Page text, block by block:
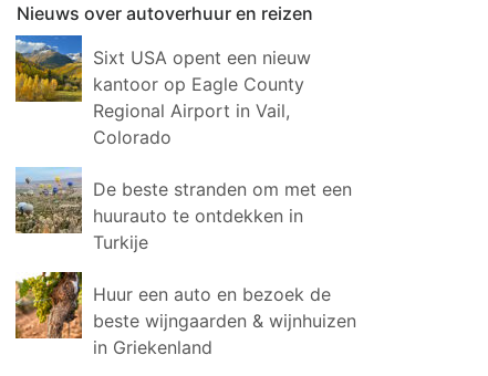
Nieuws over autoverhuur en reizen
Sixt USA opent een nieuw
kantoor op Eagle County
Regional Airport in Vail,
Colorado
De beste stranden om met een
huurauto te ontdekken in
Turkije
Huur een auto en bezoek de
beste wijngaarden & wijnhuizen
in Griekenland